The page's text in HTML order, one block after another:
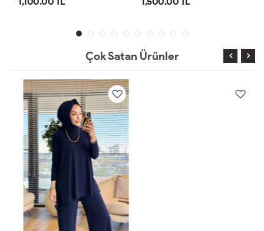
Çok Satan Ürünler